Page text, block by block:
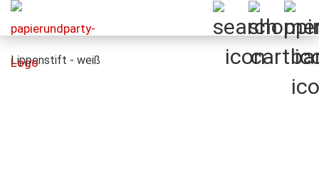
Lippenstift - weiß